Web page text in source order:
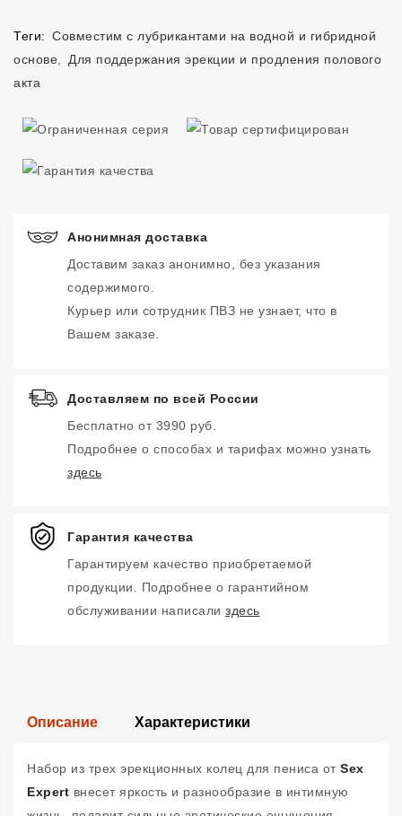
Теги: Совместим с лубрикантами на водной и гибридной
основе
Для поддержания эрекции и продления полового
акта
Анонимная доставка
Доставим заказ анонимно, без указания
содержимого.
Курьер или сотрудник ПВЗ не узнает, что в
Вашем заказе.
Доставляем по всей России
Бесплатно от 3990 руб.
Подробнее о способах и тарифах можно узнать
здесь
Гарантия качества
Гарантируем качество приобретаемой
продукции. Подробнее о гарантийном
обслуживании написали здесь
Описание Характеристики
Набор из трех эрекционных колец для пениса от Sex
Expert внесет яркость и разнообразие в интимную